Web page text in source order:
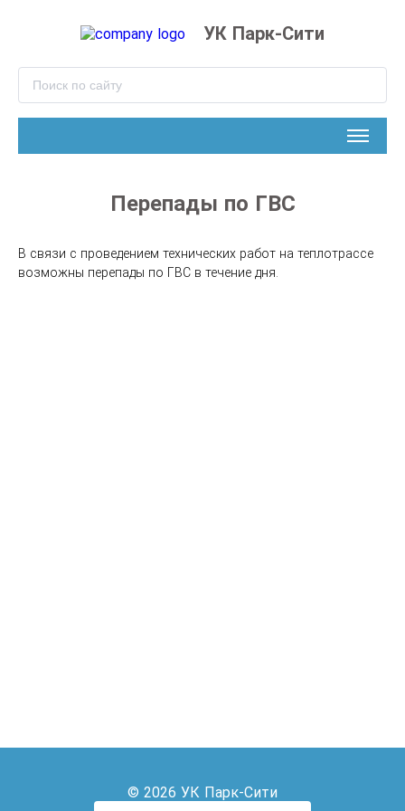
УК Парк-Сити
Перепады по ГВС
В связи с проведением технических работ на теплотрассе
возможны перепады по ГВС в течение дня.
© 2026 УК Парк-Сити